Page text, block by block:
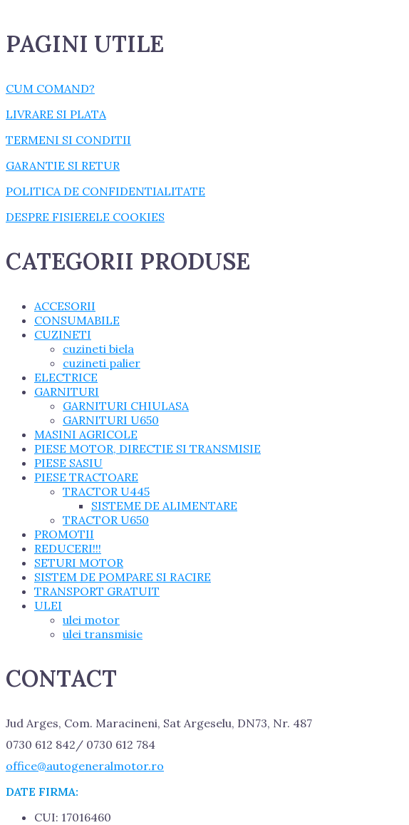
PAGINI UTILE
CUM COMAND?
LIVRARE SI PLATA
TERMENI SI CONDITII
GARANTIE SI RETUR
POLITICA DE CONFIDENTIALITATE
DESPRE FISIERELE COOKIES
CATEGORII PRODUSE
ACCESORII
CONSUMABILE
CUZINETI
cuzineti biela
cuzineti palier
ELECTRICE
GARNITURI
GARNITURI CHIULASA
GARNITURI U650
MASINI AGRICOLE
PIESE MOTOR, DIRECTIE SI TRANSMISIE
PIESE SASIU
PIESE TRACTOARE
TRACTOR U445
SISTEME DE ALIMENTARE
TRACTOR U650
PROMOTII
REDUCERI!!!
SETURI MOTOR
SISTEM DE POMPARE SI RACIRE
TRANSPORT GRATUIT
ULEI
ulei motor
ulei transmisie
CONTACT
Jud Arges, Com. Maracineni, Sat Argeselu, DN73, Nr. 487
0730 612 842/ 0730 612 784
office@autogeneralmotor.ro
DATE FIRMA:
CUI: 17016460